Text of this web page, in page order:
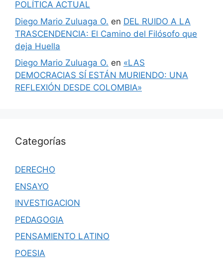
POLÍTICA ACTUAL
Diego Mario Zuluaga O. en DEL RUIDO A LA
TRASCENDENCIA: El Camino del Filósofo que
deja Huella
Diego Mario Zuluaga O. en «LAS
DEMOCRACIAS SÍ ESTÁN MURIENDO: UNA
REFLEXIÓN DESDE COLOMBIA»
Categorías
DERECHO
ENSAYO
INVESTIGACION
PEDAGOGIA
PENSAMIENTO LATINO
POESIA